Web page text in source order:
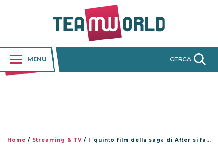
MENU CERCA
Home / Streaming & TV / Il quinto film della saga di After si farà?